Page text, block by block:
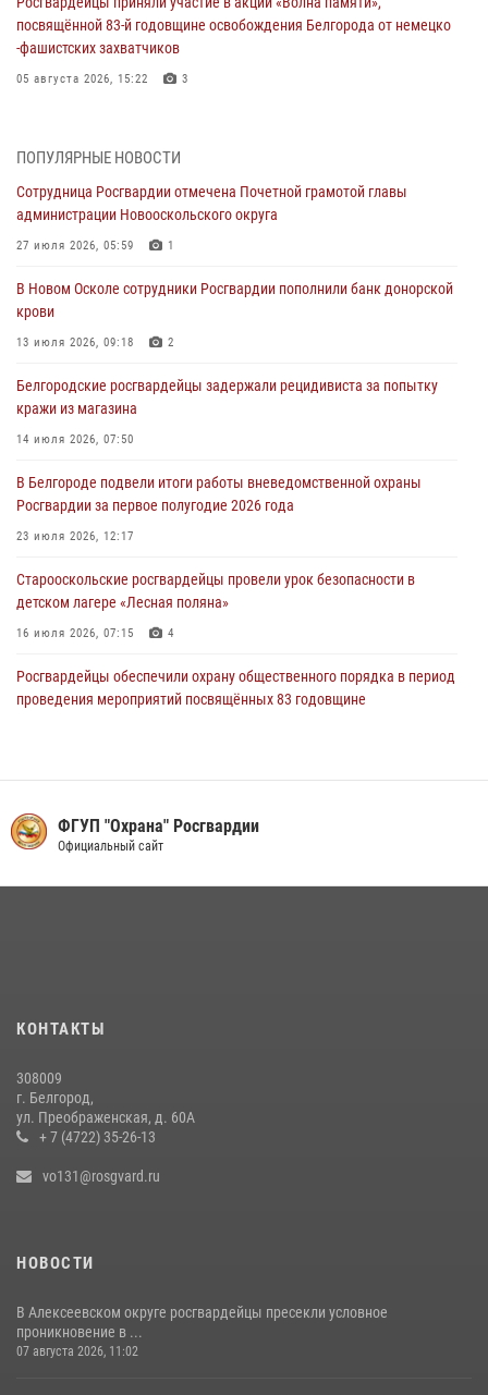
посвящённой 83‑й годовщине освобождения Белгорода от немецко
‑фашистских захватчиков
05 августа 2026, 15:22 3
Сотрудники Росгвардии задержали подозреваемую в краже
товаров из гипермаркета в Белгороде
При участии Росгвардии в Белгородской области обеспечена
безопасность празднования Дня воздушно-десантных войск
Росгвардейцы оказали помощь пострадавшему в результате атаки
FPV-дрона ВСУ в Белгородской области
Ведомственная акция «Каникулы с Росгвардией» прошла в
пришкольном лагере Старого Оскола
ПОПУЛЯРНЫЕ НОВОСТИ
Сотрудница Росгвардии отмечена Почетной грамотой главы
администрации Новооскольского округа
27 июля 2026, 05:59 1
В Новом Осколе сотрудники Росгвардии пополнили банк донорской
крови
13 июля 2026, 09:18 2
Белгородские росгвардейцы задержали рецидивиста за попытку
кражи из магазина
14 июля 2026, 07:50
В Белгороде подвели итоги работы вневедомственной охраны
Росгвардии за первое полугодие 2026 года
23 июля 2026, 12:17
Старооскольские росгвардейцы провели урок безопасности в
детском лагере «Лесная поляна»
16 июля 2026, 07:15 4
Росгвардейцы обеспечили охрану общественного порядка в период
проведения мероприятий посвящённых 83 годовщине
горящего многоквартирного дома после атаки беспилотника ВСУ
27 июля 2026, 09:03
Росгвардейцы в составе комиссии проверяют готовность
образовательных учреждений Белгорода к новому учебному году
23 июля 2026, 11:58
ФГУП "Охрана" Росгвардии
Официальный сайт
КОНТАКТЫ
308009
г. Белгород,
ул. Преображенская, д. 60А
+ 7 (4722) 35-26-13
vo131@rosgvard.ru
НОВОСТИ
В Алексеевском округе росгвардейцы пресекли условное
проникновение в ...
07 августа 2026, 11:02